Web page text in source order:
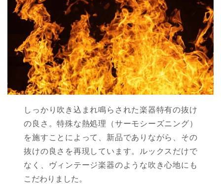
しっかり吹き込まれ鳴らされた楽器特有の抜け
の良さ。特殊な熱処理（サーモシーズニング）
を施すことによって、新品でありながら、その
抜けの良さを再現しています。ルックスだけで
なく、ヴィンテージ楽器のような吹き心地にも
こだわりました。